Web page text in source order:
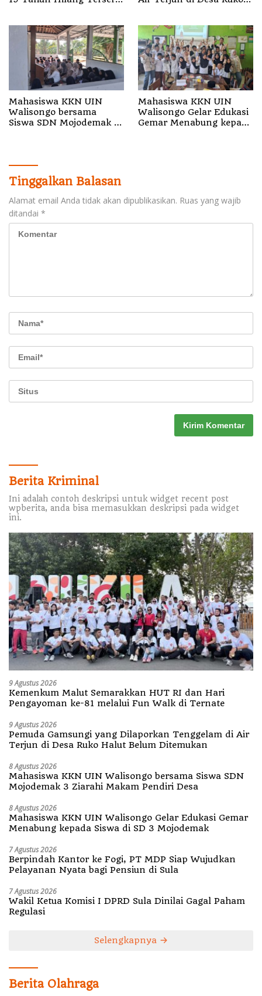
Mahasiswa KKN UIN
Walisongo bersama
Siswa SDN Mojodemak 3
Mahasiswa KKN UIN
Walisongo Gelar Edukasi
Gemar Menabung kepada
Tinggalkan Balasan
Alamat email Anda tidak akan dipublikasikan. Ruas yang wajib
ditandai *
Berita Kriminal
Ini adalah contoh deskripsi untuk widget recent post
wpberita, anda bisa memasukkan deskripsi pada widget
ini.
9 Agustus 2026
Kemenkum Malut Semarakkan HUT RI dan Hari
Pengayoman ke-81 melalui Fun Walk di Ternate
9 Agustus 2026
Pemuda Gamsungi yang Dilaporkan Tenggelam di Air
Terjun di Desa Ruko Halut Belum Ditemukan
8 Agustus 2026
Mahasiswa KKN UIN Walisongo bersama Siswa SDN
Mojodemak 3 Ziarahi Makam Pendiri Desa
8 Agustus 2026
Mahasiswa KKN UIN Walisongo Gelar Edukasi Gemar
Menabung kepada Siswa di SD 3 Mojodemak
7 Agustus 2026
Berpindah Kantor ke Fogi, PT MDP Siap Wujudkan
Pelayanan Nyata bagi Pensiun di Sula
7 Agustus 2026
Wakil Ketua Komisi I DPRD Sula Dinilai Gagal Paham
Regulasi
Selengkapnya
Berita Olahraga